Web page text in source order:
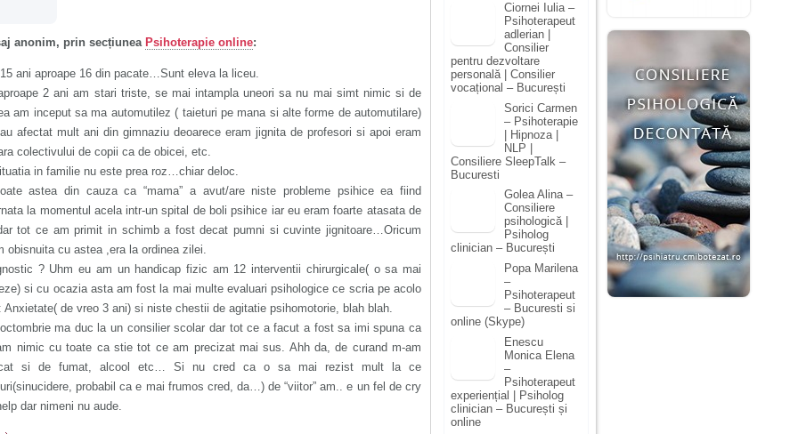
anonim, prin secțiunea Psihoterapie online:
ani aproape 16 din pacate…Sunt eleva la liceu.
2 ani am stari triste, se mai intampla uneori sa nu mai simt nimic si de
am inceput sa ma automutilez ( taieturi pe mana si alte forme de automutilare)
afectat mult ani din gimnaziu deoarece eram jignita de profesori si apoi eram
colectivului de copii ca de obicei, etc.
in familie nu este prea roz…chiar deloc.
astea din cauza ca “mama” a avut/are niste probleme psihice ea fiind
la momentul acela intr-un spital de boli psihice iar eu eram foarte atasata de
tot ce am primit in schimb a fost decat pumni si cuvinte jignitoare…Oricum
obisnuita cu astea ,era la ordinea zilei.
? Uhm eu am un handicap fizic am 12 interventii chirurgicale( o sa mai
si cu ocazia asta am fost la mai multe evaluari psihologice ce scria pe acolo
Anxietate( de vreo 3 ani) si niste chestii de agitatie psihomotorie, blah blah.
ma duc la un consilier scolar dar tot ce a facut a fost sa imi spuna ca
nimic cu toate ca stie tot ce am precizat mai sus. Ahh da, de curand m-am
si de fumat, alcool etc… Si nu cred ca o sa mai rezist mult la ce
probabil ca e mai frumos cred, da…) de “viitor” am.. e un fel de cry
dar nimeni nu aude.
Ciornei Iulia –
Psihoterapeut
adlerian |
Consilier
pentru dezvoltare
personală | Consilier
vocațional – București
Sorici Carmen
– Psihoterapie
| Hipnoza |
NLP |
Consiliere SleepTalk –
Bucuresti
Golea Alina –
Consiliere
psihologică |
Psiholog
clinician – București
Popa Marilena
–
Psihoterapeut
– Bucuresti si
online (Skype)
Enescu
Monica Elena
–
Psihoterapeut
experiențial | Psiholog
clinician – București și
online